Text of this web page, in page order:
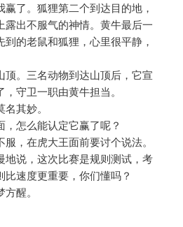
了。狐狸第二个到达目的地，
露出不服气的神情。黄牛最后一
的老鼠和狐狸，心里很平静，
。三名动物到达山顶后，它宣
守卫一职由黄牛担当。
其妙。
怎么能认定它赢了呢？
，在虎大王面前要讨个说法。
说，这次比赛是规则测试，考
速度更重要，你们懂吗？
醒。